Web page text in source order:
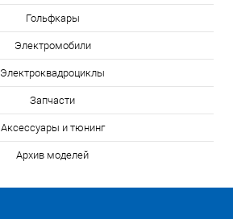
Гольфкары
Электромобили
Электроквадроциклы
Запчасти
Аксессуары и тюнинг
Архив моделей